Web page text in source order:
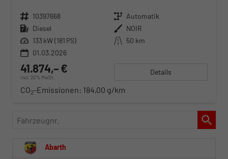
Fahrzeugnr. 10397668 Getriebe Automatik
Kraftstoff Diesel Außenfarbe NOIR
Leistung 133 kW (181 PS) Kilometerstand 50 km
01.03.2026
41.874,– €
incl. 20% MwSt.
Details
CO2-Emissionen: 184,00 g/km
Fahrzeugnr.
Abarth